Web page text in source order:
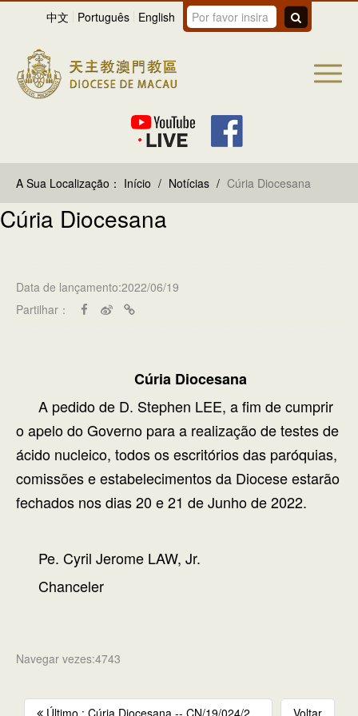
中文 Português English
A Sua Localização： Início / Notícias / Cúria Diocesana
Cúria Diocesana
Data de lançamento:2022/06/19
Partilhar：
Cúria Diocesana
A pedido de D. Stephen LEE, a fim de cumprir
o apelo do Governo para a realização de testes de
ácido nucleico, todos os escritórios das paróquias,
comissões e estabelecimentos da Diocese estarão
fechados nos dias 20 e 21 de Junho de 2022.
Pe. Cyril Jerome LAW, Jr.
Chanceler
Navegar vezes:4743
Último : Cúria Diocesana -- CN/19/024/2... Voltar